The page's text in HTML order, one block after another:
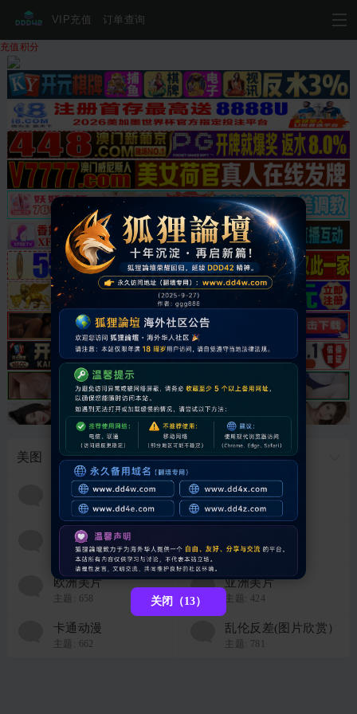
VIP充值 订单查询
充值积分
美图
图片故事
主题:474
清纯优美
主题:596
美腿丝袜
主题:911 主题:402
欧洲美片
主题: 658
亚洲美片
主题:424
卡通动漫
主题: 662
乱伦反差(图片欣赏）
主题: 781
关闭（13）